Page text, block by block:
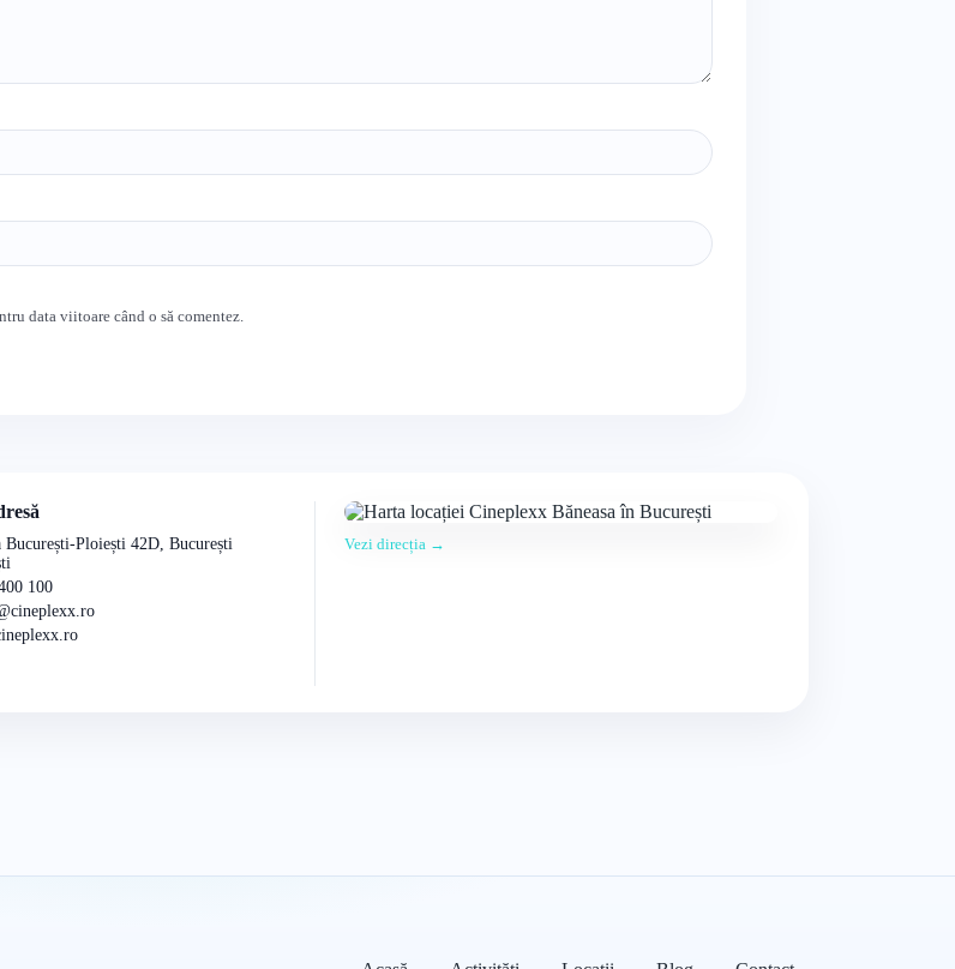
data viitoare când o să comentez.
București-Ploiești 42D, București
100
Vezi direcția →